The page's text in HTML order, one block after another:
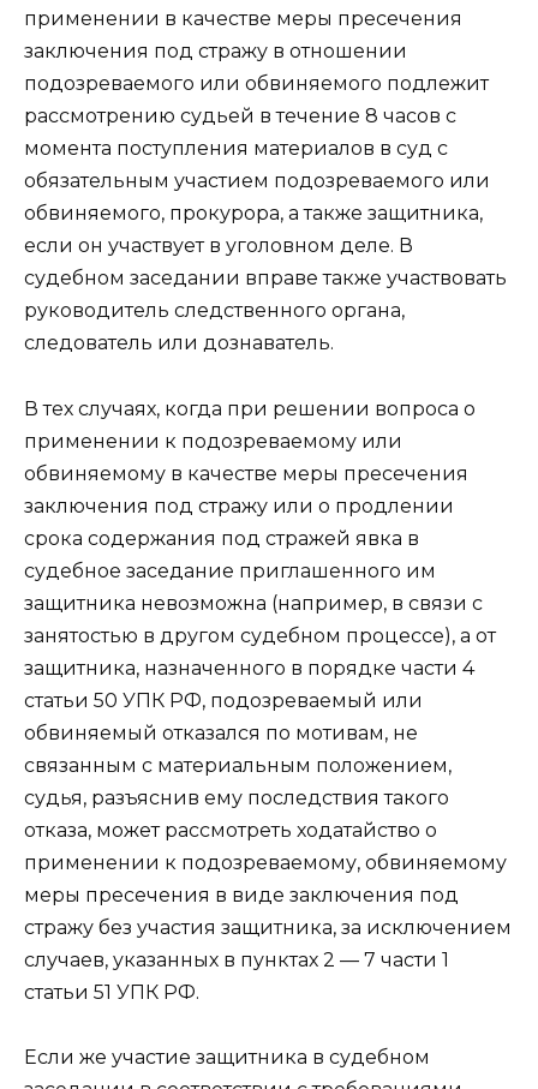
применении в качестве меры пресечения
заключения под стражу в отношении
подозреваемого или обвиняемого подлежит
рассмотрению судьей в течение 8 часов с
момента поступления материалов в суд с
обязательным участием подозреваемого или
обвиняемого, прокурора, а также защитника,
если он участвует в уголовном деле. В
судебном заседании вправе также участвовать
руководитель следственного органа,
следователь или дознаватель.
В тех случаях, когда при решении вопроса о
применении к подозреваемому или
обвиняемому в качестве меры пресечения
заключения под стражу или о продлении
срока содержания под стражей явка в
судебное заседание приглашенного им
защитника невозможна (например, в связи с
занятостью в другом судебном процессе), а от
защитника, назначенного в порядке части 4
статьи 50 УПК РФ, подозреваемый или
обвиняемый отказался по мотивам, не
связанным с материальным положением,
судья, разъяснив ему последствия такого
отказа, может рассмотреть ходатайство о
применении к подозреваемому, обвиняемому
меры пресечения в виде заключения под
стражу без участия защитника, за исключением
случаев, указанных в пунктах 2 — 7 части 1
статьи 51 УПК РФ.
Если же участие защитника в судебном